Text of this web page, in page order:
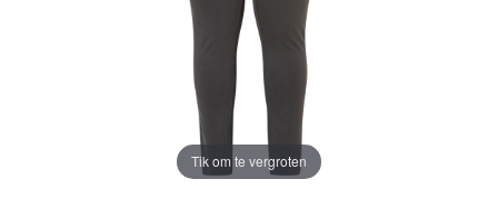
Tik om te vergroten